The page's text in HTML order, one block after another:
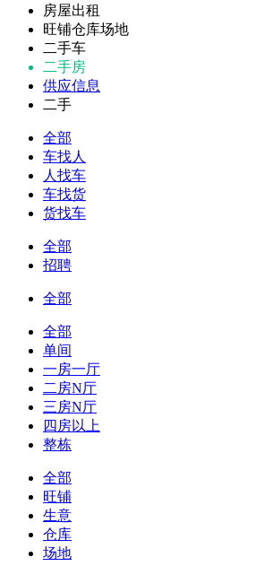
房屋出租
旺铺仓库场地
二手车
二手房
供应信息
二手
全部
车找人
人找车
车找货
货找车
全部
招聘
全部
全部
单间
一房一厅
二房N厅
三房N厅
四房以上
整栋
全部
旺铺
生意
仓库
场地